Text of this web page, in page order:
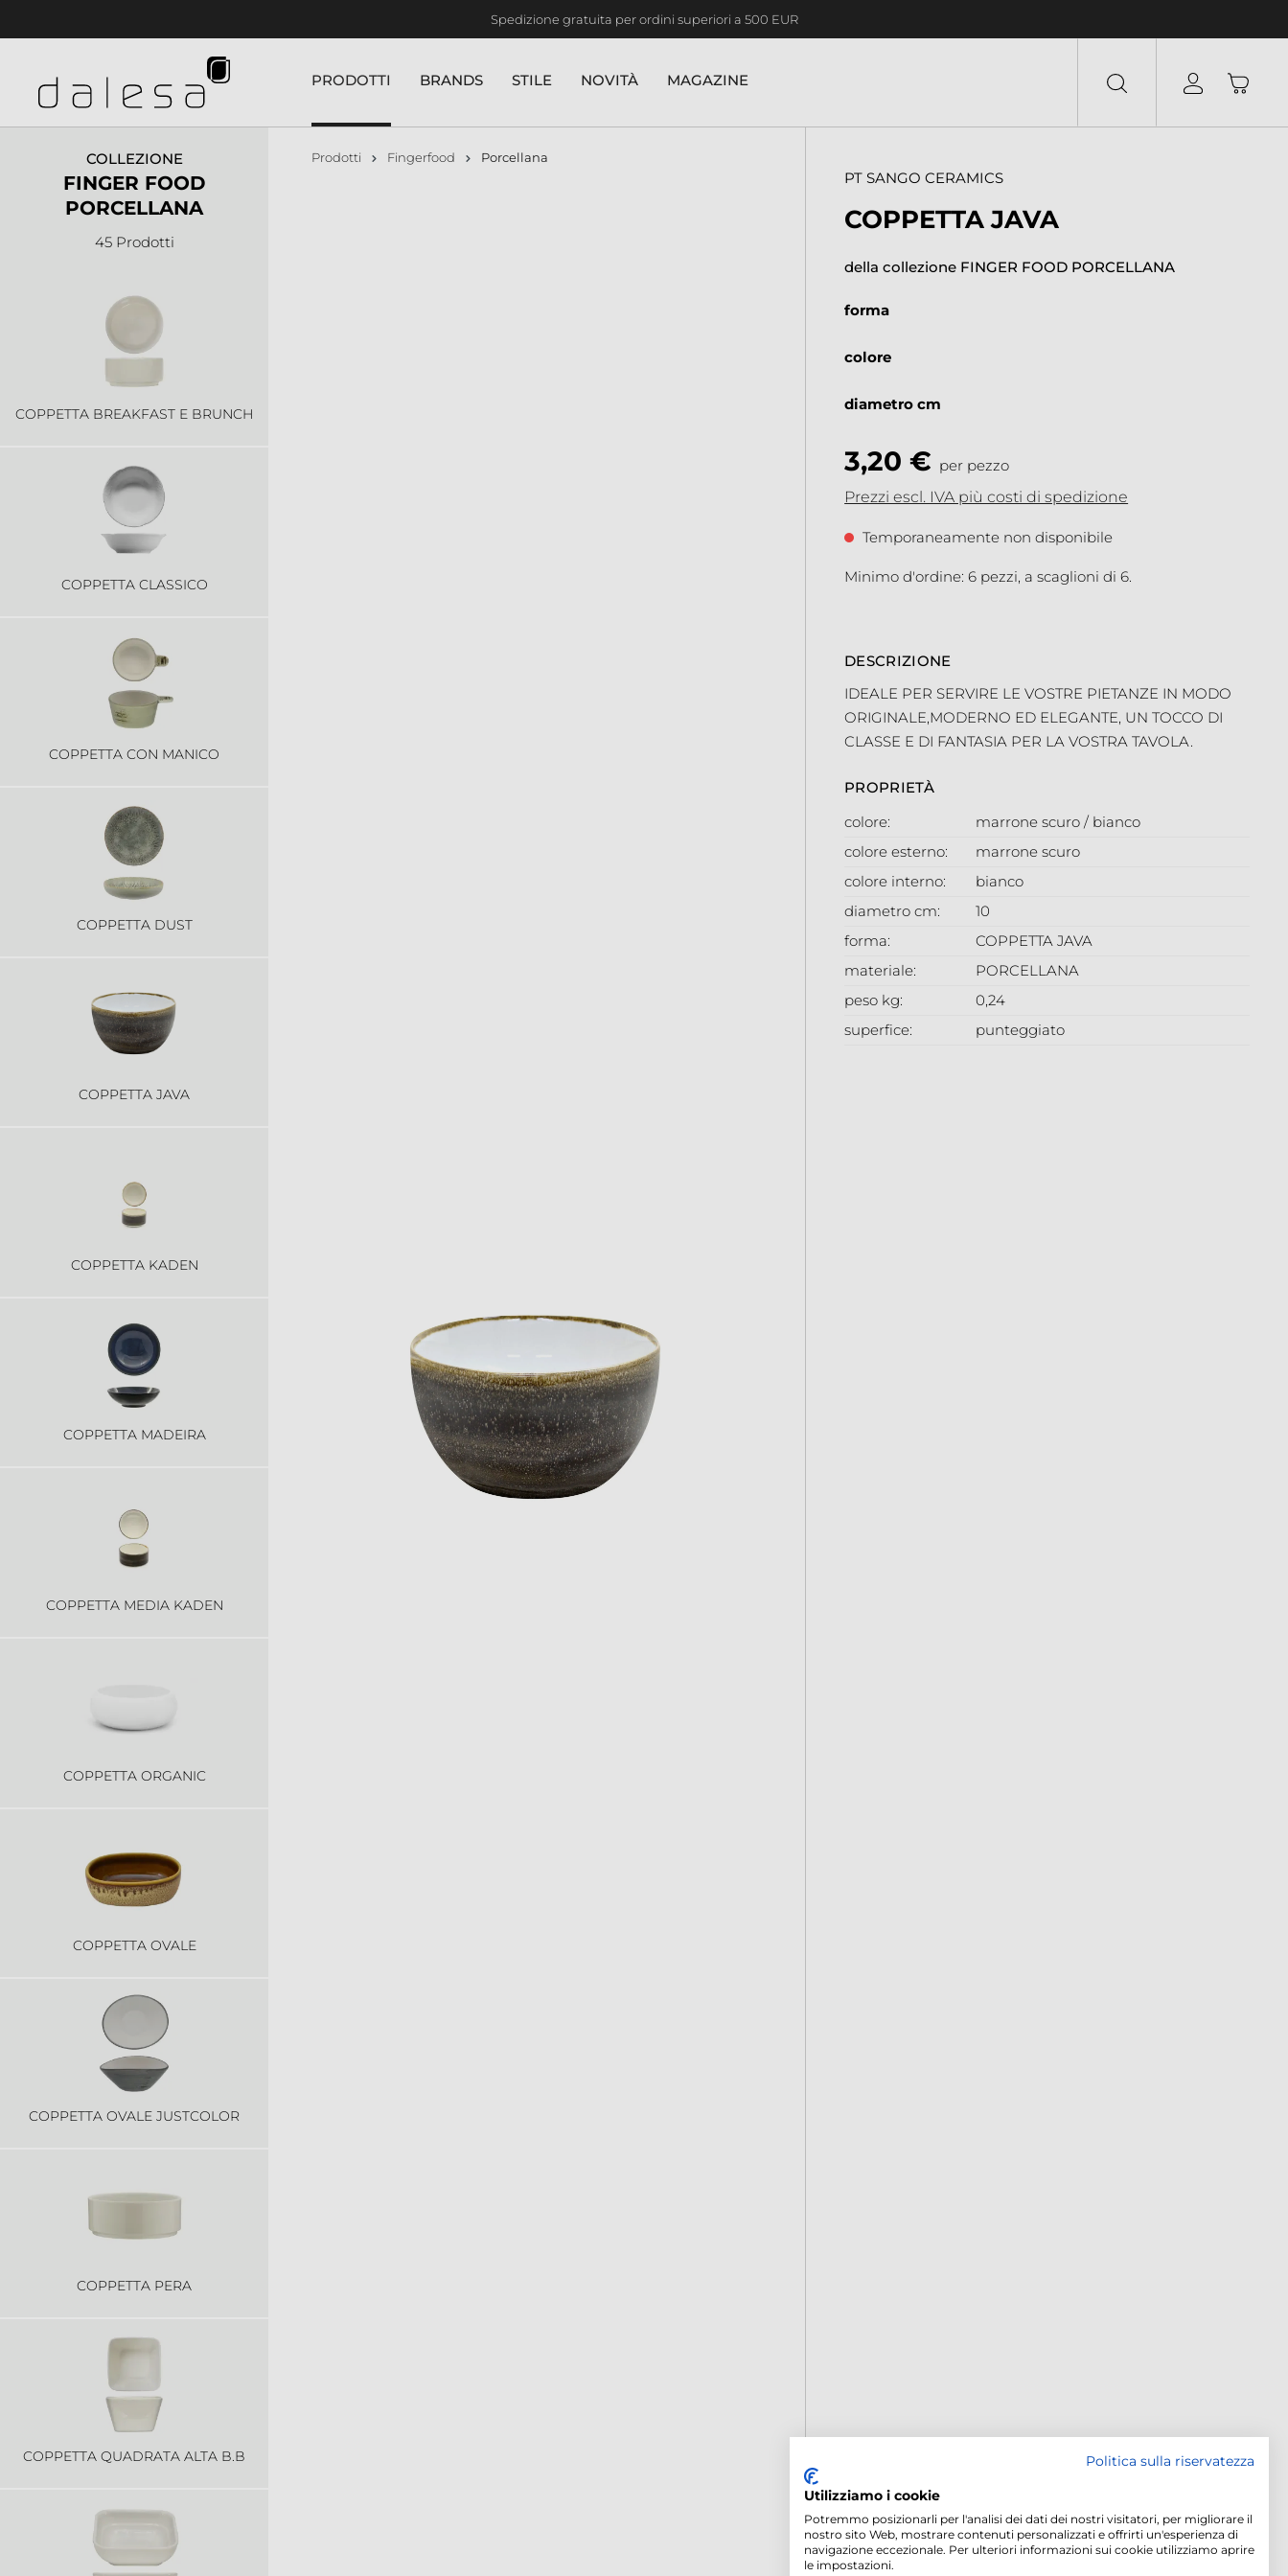
Spedizione gratuita per ordini superiori a 500 EUR
PRODOTTI BRANDS STILE NOVITÀ MAGAZINE
COLLEZIONE
FINGER FOOD
PORCELLANA
45 Prodotti
COPPETTA AZULEJO
COPPETTA BE BAG
COPPETTA BREAKFAST E BRUNCH
COPPETTA CLASSICO
COPPETTA CON MANICO
COPPETTA DUST
COPPETTA JAVA
COPPETTA KADEN
COPPETTA MADEIRA
COPPETTA MEDIA KADEN
COPPETTA ORGANIC
COPPETTA OVALE
COPPETTA OVALE JUSTCOLOR
COPPETTA PERA
COPPETTA QUADRATA ALTA B.B
Prodotti Fingerfood Porcellana
PT SANGO CERAMICS
COPPETTA JAVA
della collezione FINGER FOOD PORCELLANA
3,20 € per pezzo
Prezzi escl. IVA più costi di spedizione
Temporaneamente non disponibile
Minimo d'ordine: 6 pezzi, a scaglioni di 6.
forma
colore
diametro cm
DESCRIZIONE
IDEALE PER SERVIRE LE VOSTRE PIETANZE IN MODO
ORIGINALE,MODERNO ED ELEGANTE, UN TOCCO DI
CLASSE E DI FANTASIA PER LA VOSTRA TAVOLA.
PROPRIETÀ
colore:
marrone scuro / bianco
colore esterno:
marrone scuro
colore interno:
bianco
diametro cm:
10
forma:
COPPETTA JAVA
materiale:
PORCELLANA
peso kg:
0,24
superfice:
punteggiato
Politica sulla riservatezza
Utilizziamo i cookie
Potremmo posizionarli per l'analisi dei dati dei nostri visitatori, per migliorare il
nostro sito Web, mostrare contenuti personalizzati e offrirti un'esperienza di
navigazione eccezionale. Per ulteriori informazioni sui cookie utilizziamo aprire
le impostazioni.